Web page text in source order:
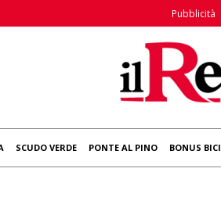
Pubblicità
SCUDO VERDE PONTE AL PINO BONUS BICI